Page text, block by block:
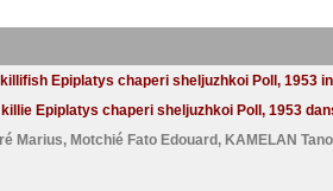
Epiplatys chaperi sheljuzhkoi Poll, 1953
Epiplatys chaperi sheljuzhkoi Poll, 1953
Marius, Motchié Fato Edouard , KAMELAN